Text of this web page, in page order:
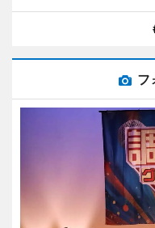
フ